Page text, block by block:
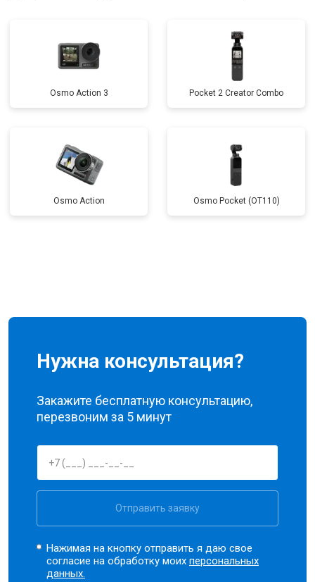
Osmo Action 3 Pocket 2 Creator Combo
Osmo Action Osmo Pocket (OT110)
Нужна консультация?
Закажите бесплатную консультацию,
перезвоним за 5 минут
Отправить заявку
Нажимая на кнопку отправить я даю свое
согласие на обработку моихперсональных
данных.